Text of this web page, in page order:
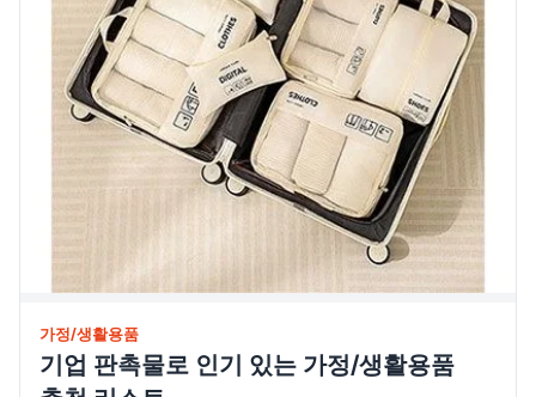
우산/우의
자동차용품
주방기구
컵제품
트로피
가정/생활용품
기업 판촉물로 인기 있는 가정/생활용품